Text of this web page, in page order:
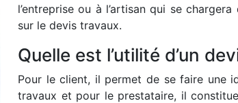
l’entreprise ou à l’artisan qui se
sur le devis travaux.
Quelle est l’utilité d’un
Pour le client, il permet de se faire une
travaux et pour le prestataire, il